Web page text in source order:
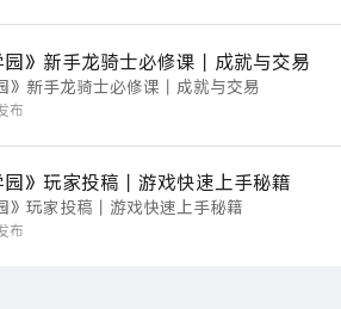
园》新手龙骑士必修课丨成就与交易
》新手龙骑士必修课丨成就与交易
布
园》玩家投稿丨游戏快速上手秘籍
》玩家投稿丨游戏快速上手秘籍
布